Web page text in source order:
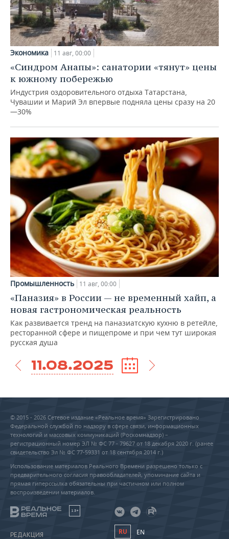
Экономика 11 авг, 00:00
«Синдром Анапы»: санатории «тянут» цены
к южному побережью
Индустрия оздоровительного отдыха Татарстана,
Чувашии и Марий Эл впервые подняла цены сразу на 20
—30%
Промышленность 11 авг, 00:00
«Паназия» в России — не временный хайп, а
новая гастрономическая реальность
Как развивается тренд на паназиатскую кухню в ретейле,
ресторанной сфере и пищепроме и при чем тут широкая
русская душа
11.08.2025
© 2015 - 2026 Сетевое издание «Реальное время» Зарегистрировано
Федеральной службой по надзору в сфере связи, информационных
технологий и массовых коммуникаций (Роскомнадзор) –
регистрационный номер ЭЛ № ФС 77 - 79627 от 18 декабря 2020 г. (ранее
свидетельство Эл № ФС 77-59331 от 18 сентября 2014 г.)
Использование материалов Реального Времени разрешено только с
предварительного согласия правообладателей, упоминание сайта и
прямая гиперссылка обязательны при частичном или полном
воспроизведении материалов.
18+
РЕДАКЦИЯ RU EN